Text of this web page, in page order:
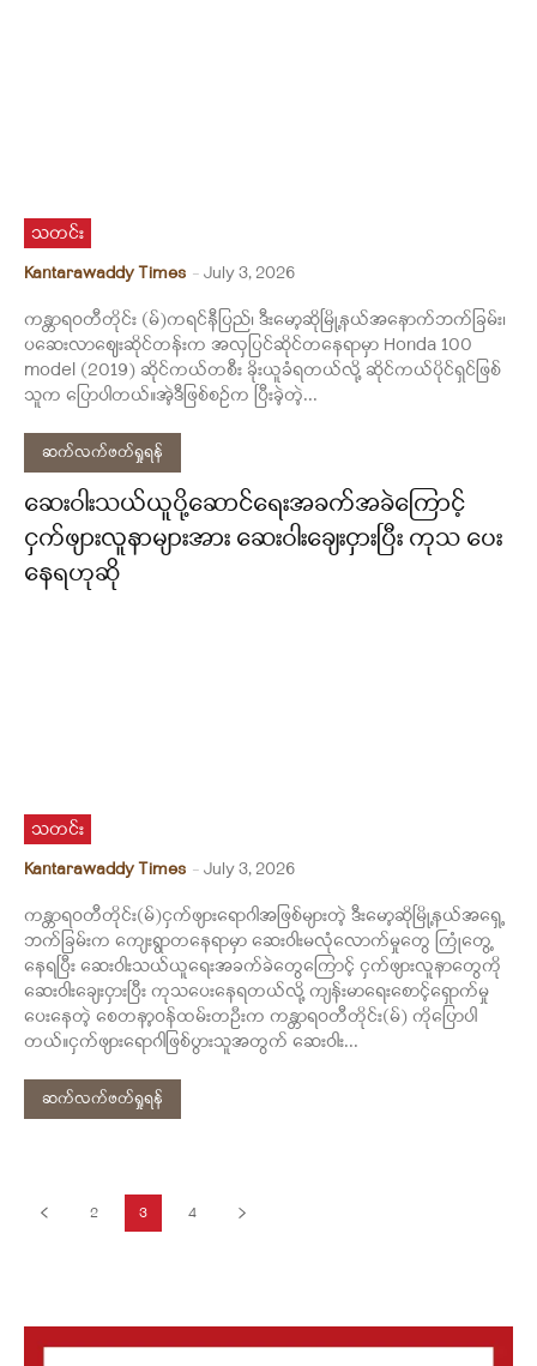
သတင်း
Kantarawaddy Times - July 3, 2026
ကန္တာရဝတီတိုင်း (မ်)ကရင်နီပြည်၊ ဒီးမော့ဆိုမြို့နယ်အနောက်ဘက်ခြမ်း၊
ပဆေးလာဈေးဆိုင်တန်းက အလှပြင်ဆိုင်တနေရာမှာ Honda 100
model (2019) ဆိုင်ကယ်တစီး ခိုးယူခံရတယ်လို့ ဆိုင်ကယ်ပိုင်ရှင်ဖြစ်
သူက ပြောပါတယ်။အဲ့ဒီဖြစ်စဉ်က ပြီးခဲ့တဲ့...
ဆက်လက်ဖတ်ရှုရန်
ဆေးဝါးသယ်ယူပို့ဆောင်ရေးအခက်အခဲကြောင့်
ငှက်ဖျားလူနာများအား ဆေးဝါးချေးငှားပြီး ကုသ ပေး
နေရဟုဆို
သတင်း
Kantarawaddy Times - July 3, 2026
ကန္တာရဝတီတိုင်း(မ်)ငှက်ဖျားရောဂါအဖြစ်များတဲ့ ဒီးမော့ဆိုမြို့နယ်အရှေ့
ဘက်ခြမ်းက ကျေးရွာတနေရာမှာ ဆေးဝါးမလုံလောက်မှုတွေ ကြုံတွေ့
နေရပြီး ဆေးဝါးသယ်ယူရေးအခက်ခဲတွေကြောင့် ငှက်ဖျားလူနာတွေကို
ဆေးဝါးချေးငှားပြီး ကုသပေးနေရတယ်လို့ ကျန်းမာရေးစောင့်ရှောက်မှု
ပေးနေတဲ့ စေတနာ့ဝန်ထမ်းတဦးက ကန္တာရဝတီတိုင်း(မ်) ကိုပြောပါ
တယ်။ငှက်ဖျားရောဂါဖြစ်ပွားသူအတွက် ဆေးဝါး...
ဆက်လက်ဖတ်ရှုရန်
2 3 4